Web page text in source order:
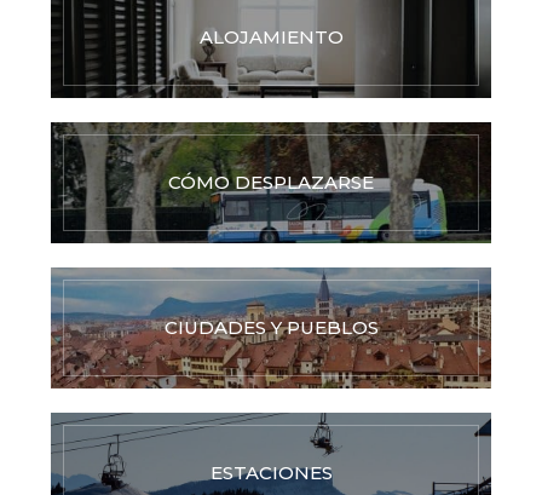
ALOJAMIENTO
CÓMO DESPLAZARSE
CIUDADES Y PUEBLOS
ESTACIONES